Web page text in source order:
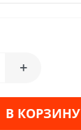
+
В КОРЗИНУ